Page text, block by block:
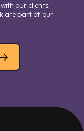
our clients.
are part of our